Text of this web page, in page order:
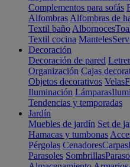
Complementos para sofás
Alfombras Alfombras de
Textil baño Albornoces
Textil cocina Manteles
Decoración
Decoración de pared
Organización Cajas
Objetos decorativos Velas
Iluminación Lámparas
Tendencias y temporadas
Jardín
Muebles de jardín Set de
Hamacas y tumbonas
Pérgolas CenadoresCarpas
Parasoles Sombrillas